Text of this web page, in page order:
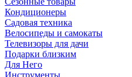
Кондиционеры
Садовая техника
Велосипеды и самокаты
Телевизоры для дачи
Подарки близким
Для Него
Инструменты